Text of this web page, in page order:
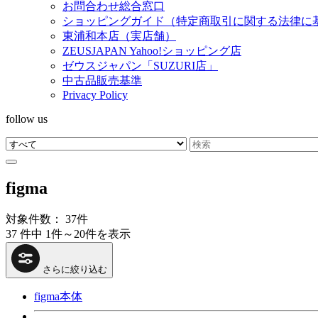
お問合わせ総合窓口
ショッピングガイド（特定商取引に関する法律に
東浦和本店（実店舗）
ZEUSJAPAN Yahoo!ショッピング店
ゼウスジャパン「SUZURI店」
中古品販売基準
Privacy Policy
follow us
figma
対象件数： 37件
37 件中 1件～20件を表示
さらに絞り込む
figma本体